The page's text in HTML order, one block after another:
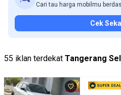
Cari tau harga mobilmu
Cek
55 iklan terdekat Tangerang Selatan